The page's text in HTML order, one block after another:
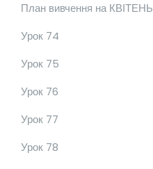
План вивчення на КВІТЕНЬ
Урок 74
Урок 75
Урок 76
Урок 77
Урок 78